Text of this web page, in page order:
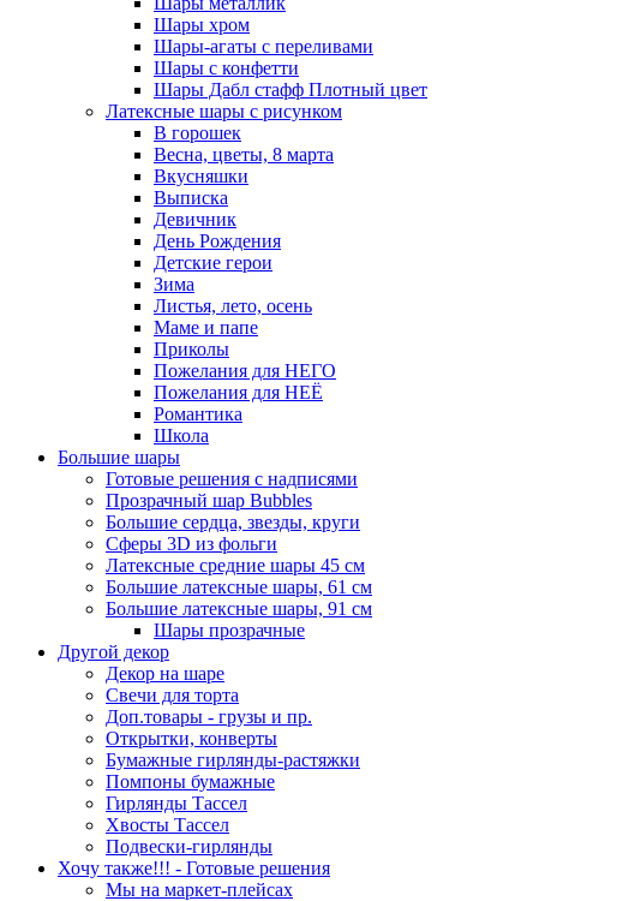
Шары хром
Шары-агаты с переливами
Шары с конфетти
Шары Дабл стафф Плотный цвет
Латексные шары с рисунком
В горошек
Весна, цветы, 8 марта
Вкусняшки
Выписка
Девичник
День Рождения
Детские герои
Зима
Листья, лето, осень
Маме и папе
Приколы
Пожелания для НЕГО
Пожелания для НЕЁ
Романтика
Школа
Большие шары
Готовые решения с надписями
Прозрачный шар Bubbles
Большие сердца, звезды, круги
Сферы 3D из фольги
Латексные средние шары 45 см
Большие латексные шары, 61 см
Большие латексные шары, 91 см
Шары прозрачные
Другой декор
Декор на шаре
Свечи для торта
Доп.товары - грузы и пр.
Открытки, конверты
Бумажные гирлянды-растяжки
Помпоны бумажные
Гирлянды Тассел
Хвосты Тассел
Подвески-гирлянды
Хочу также!!! - Готовые решения
Мы на маркет-плейсах